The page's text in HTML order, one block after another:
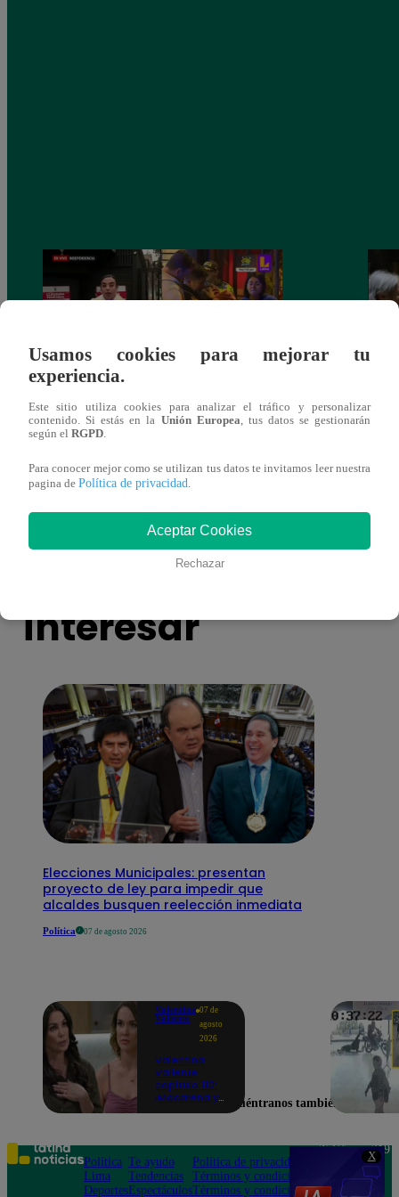
X
Cantante Jaime Carmona asesinado: todo
lo que sabe de la muerte del exparticipante
También te puede
interesar
Elecciones Municipales: presentan
proyecto de ley para impedir que
alcaldes busquen reelección inmediata
Política 07 de agosto 2026
Valentina
Valiente
07 de
agosto
2026
Valentina
Valiente
capítulo 110:
¡Macarena ya
extorsión
contra Frida y
Rodrigo!
Usamos cookies para mejorar tu
experiencia.
Este sitio utiliza cookies para analizar el tráfico y personalizar
contenido. Si estás en la Unión Europea, tus datos se gestionarán
según el RGPD.
Para conocer mejor como se utilizan tus datos te invitamos leer nuestra
pagina de Política de privacidad.
Aceptar Cookies
Rechazar
Encuéntranos también en
Política
Lima
Deportes
Te ayudo
Tendencias
Espectáculos
Política de privacidad
Términos y condiciones
Términos y condiciones
Teléfono: 219
Av. San
Felipe 968